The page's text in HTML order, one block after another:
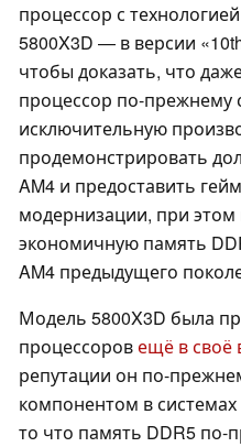
процессор с
5800X3D — в версии
чтобы доказать, что
процессор по-прежнему
исключительную
продемонстрировать
AM4 и предоставить
модернизации, при этом
экономичную память
AM4 предыдущего
Модель 5800X3D была
процессоровещё в своё
репутации он по-
компонентом в
то что память DDR5 по-